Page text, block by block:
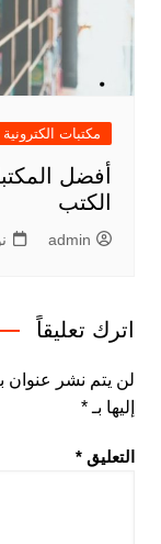
مكتبات الكترونية
أفضل
الكتب
admin
اترك تعليقاً
لن يتم نشر عنوان
إليها بـ *
التعليق *